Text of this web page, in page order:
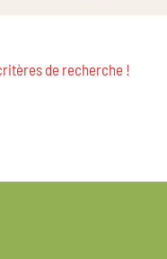
de recherche !